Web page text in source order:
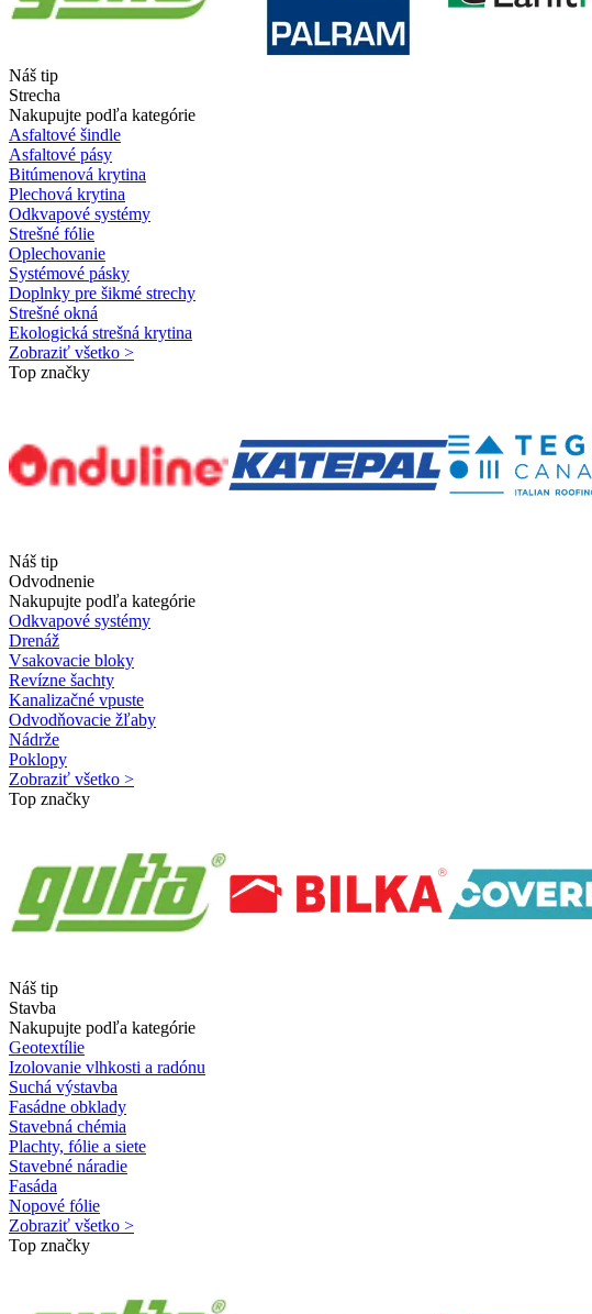
Náš tip
Strecha
Nakupujte podľa kategórie
Asfaltové šindle
Asfaltové pásy
Bitúmenová krytina
Plechová krytina
Odkvapové systémy
Strešné fólie
Oplechovanie
Systémové pásky
Doplnky pre šikmé strechy
Strešné okná
Ekologická strešná krytina
Zobraziť všetko >
Top značky
Náš tip
Odvodnenie
Nakupujte podľa kategórie
Odkvapové systémy
Drenáž
Vsakovacie bloky
Revízne šachty
Kanalizačné vpuste
Odvodňovacie žľaby
Nádrže
Poklopy
Zobraziť všetko >
Top značky
Náš tip
Stavba
Nakupujte podľa kategórie
Geotextílie
Izolovanie vlhkosti a radónu
Suchá výstavba
Fasádne obklady
Stavebná chémia
Plachty, fólie a siete
Stavebné náradie
Fasáda
Nopové fólie
Zobraziť všetko >
Top značky